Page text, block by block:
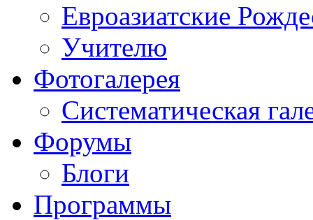
Евроазиатские
Учителю
Фотогалерея
Систематическая
Форумы
Блоги
Программы